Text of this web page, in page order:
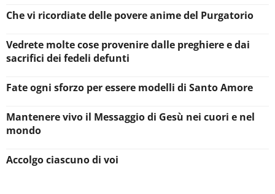
Che vi ricordiate delle povere anime del Purgatorio
Vedrete molte cose provenire dalle preghiere e dai
sacrifici dei fedeli defunti
Fate ogni sforzo per essere modelli di Santo Amore
Mantenere vivo il Messaggio di Gesù nei cuori e nel
mondo
Accolgo ciascuno di voi